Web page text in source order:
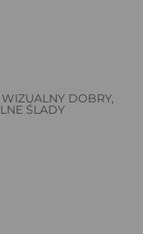
DOBRY,
ŚLADY